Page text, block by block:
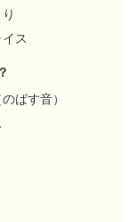
イス
のばす音）